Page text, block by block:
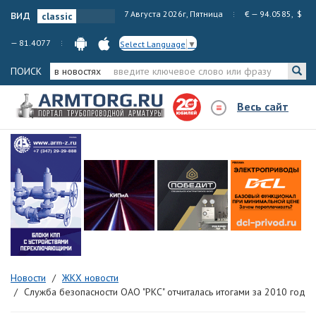
вид 7 Августа 2026г, Пятница € — 94.0585, $
— 81.4077 Select Language ▼
ПОИСК в новостях
Весь сайт
Новости
ЖКХ новости
Служба безопасности ОАО "РКС" отчиталась итогами за 2010 год